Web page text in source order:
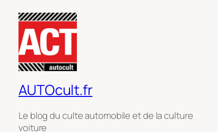
AUTOcult.fr
Le blog du culte automobile et de la culture
voiture